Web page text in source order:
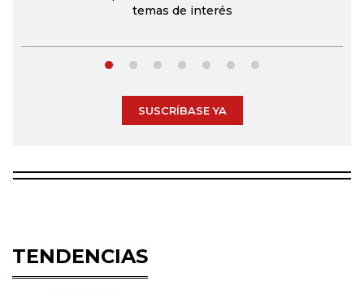
temas de interés
SUSCRÍBASE YA
TENDENCIAS